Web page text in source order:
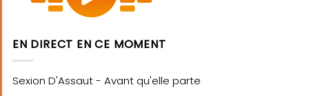
EN DIRECT EN CE MOMENT